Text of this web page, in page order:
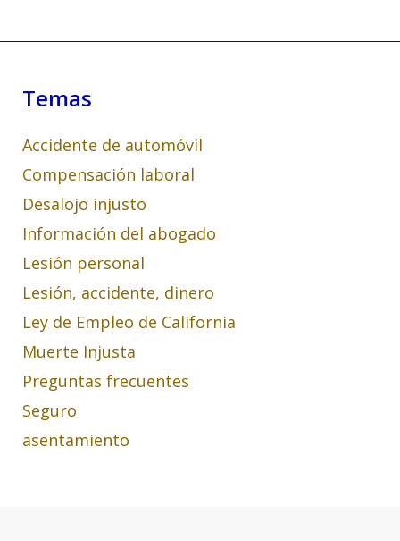
Temas
Accidente de automóvil
Compensación laboral
Desalojo injusto
Información del abogado
Lesión personal
Lesión, accidente, dinero
Ley de Empleo de California
Muerte Injusta
Preguntas frecuentes
Seguro
asentamiento